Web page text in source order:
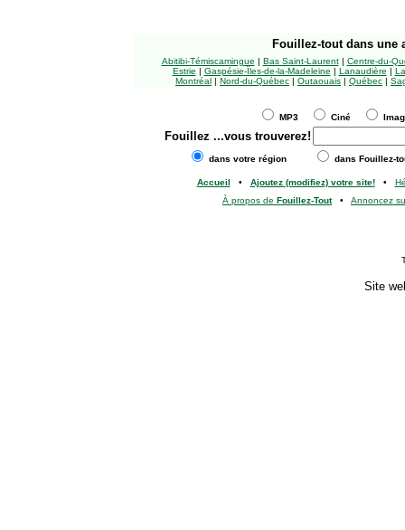
Fouillez-tout dans une
Abitibi-Témiscamingue | Bas Saint-Laurent| Centre-du-
Estrie | Gaspésie-Îles-de-la-Madeleine | Lanaudière |
Montréal | Nord-du-Québec | Outaouais | Québec |
MP3 Ciné
Fouillez ...vous trouverez!
dans votre région dans Fouillez-
Accueil • Ajoutez (modifiez) votre site!•
À propos de Fouillez-Tout• Annoncez
Site